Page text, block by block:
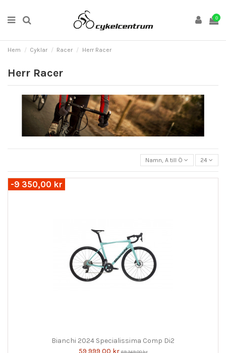
0
Hem Cyklar Racer Herr Racer
Herr Racer
Namn, A till Ö 24
-9 350,00 kr
Bianchi 2024 Specialissima Comp Di2
59 999,00 kr69 349,00 kr